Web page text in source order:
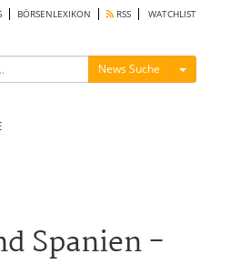
BÖRSENLEXIKON RSS WATCHLIST
News Suche Menü ein-/
Spanien -